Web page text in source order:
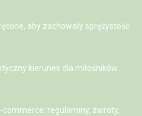
aby zachowały sprężystość
kierunek dla miłośników
commerce: regulaminy, zwroty,